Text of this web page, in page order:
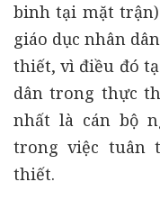
binh tại mặt
giáo dục nhân
thiết, vì điều đó
dân trong thực
nhất là cán bộ
trong việc tuân
thiết.